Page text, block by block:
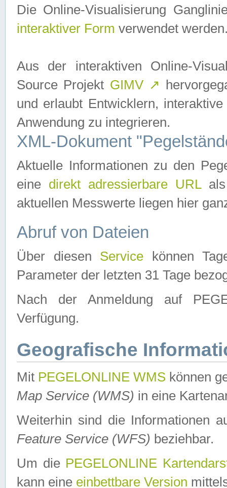
Die Online-Visualisierung
interaktiver Form verwendet
Aus der interaktiven Online-
Source Projekt GIMV ↗
und erlaubt Entwicklern,
Anwendung zu integrieren.
XML-Dokument
Aktuelle Informationen zu den
eine direkt adressierbare URLals
aktuellen Messwerte liegen hier
Abruf von Dateien
Über diesen Service können
Parameter der letzten 31 Tage
Nach der Anmeldung auf
Verfügung.
Geografische
Mit PEGELONLINE WMS können
Map Service (WMS) in eine
Weiterhin sind die Informationen
Feature Service (WFS) beziehbar.
Um die PEGELONLINE
kann eine einbettbare Version